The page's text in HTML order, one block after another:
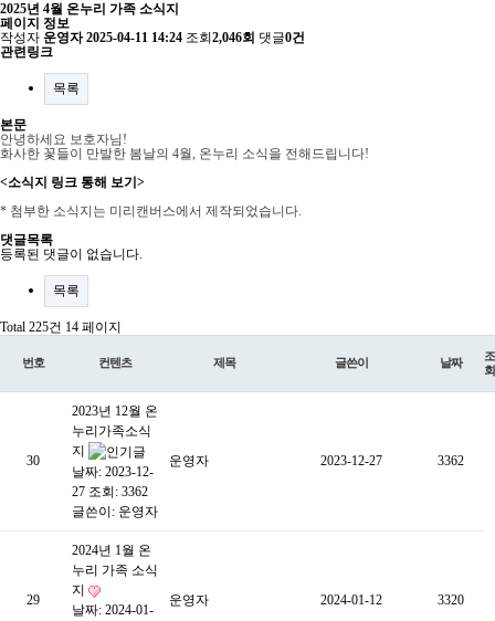
2025년 4월 온누리 가족 소식지
페이지 정보
작성자 운영자 2025-04-11 14:24 조회 2,046회 댓글0건
관련링크
목록
본문
안녕하세요 보호자님!
화사한 꽃들이 만발한 봄날의 4월, 온누리 소식을 전해드립니다!
<소식지 링크 통해 보기>
* 첨부한 소식지는 미리캔버스에서 제작되었습니다.
댓글목록
등록된 댓글이 없습니다.
목록
Total 225건 14 페이지
번호 컨텐츠 제목 글쓴이 날짜
조
회
30
2023년 12월 온
누리가족소식
지
날짜: 2023-12-
27 조회: 3362
글쓴이: 운영자
운영자 2023-12-27 3362
29
2024년 1월 온
누리 가족 소식
지
날짜: 2024-01-
운영자 2024-01-12 3320